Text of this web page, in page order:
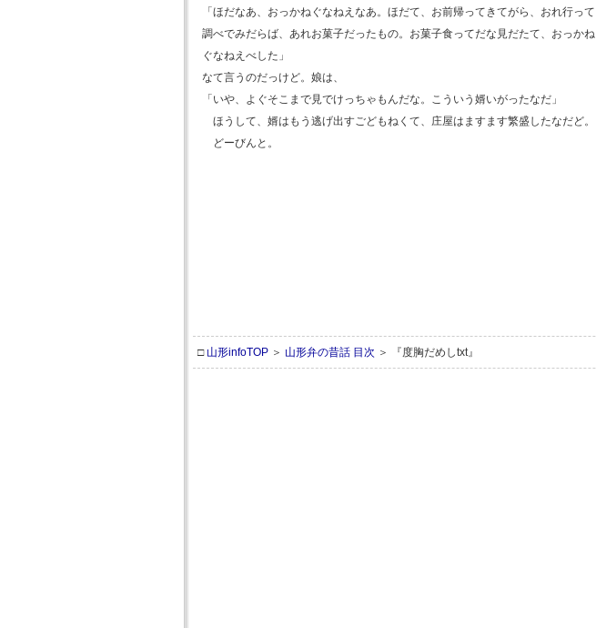
「ほだなあ、おっかねぐなねえなあ。ほだて、お前帰ってきてがら、おれ行って
調べでみだらば、あれお菓子だったもの。お菓子食ってだな見だたて、おっかね
ぐなねえべした」
なて言うのだっけど。娘は、
「いや、よぐそこまで見でけっちゃもんだな。こういう婿いがったなだ」
ほうして、婿はもう逃げ出すごどもねくて、庄屋はますます繁盛したなだど。
どーびんと。
□ 山形infoTOP ＞ 山形弁の昔話 目次 ＞ 『度胸だめしtxt』